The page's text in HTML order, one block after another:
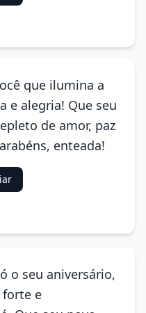
que ilumina a
e alegria! Que seu
de amor, paz
enteada!
o seu aniversário,
forte e